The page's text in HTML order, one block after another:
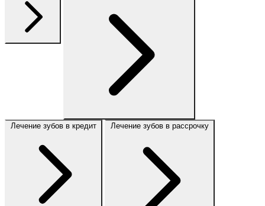
Лечение зубов в кредит Лечение зубов в рассрочку